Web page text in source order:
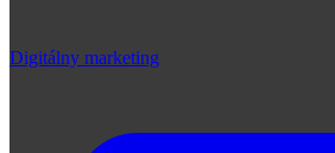
Digitálny marketing